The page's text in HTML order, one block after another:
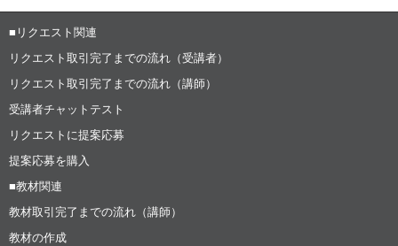
■リクエスト関連
リクエスト取引完了までの流れ（受講者）
リクエスト取引完了までの流れ（講師）
受講者チャットテスト
リクエストに提案応募
提案応募を購入
■教材関連
教材取引完了までの流れ（講師）
教材の作成